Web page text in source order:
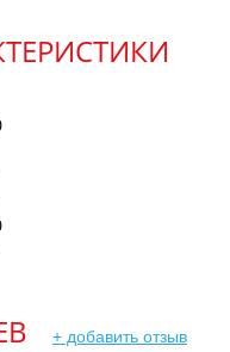
+ добавить отзыв